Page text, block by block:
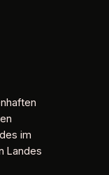
im
Landes